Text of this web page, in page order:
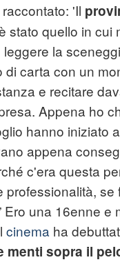
'Il
stato quello in cui
la
di carta con un
e recitare
Appena ho
hanno iniziato
appena
c'era questa
professionalità, se
Ero una 16enne e
cinema ha
menti sopra il